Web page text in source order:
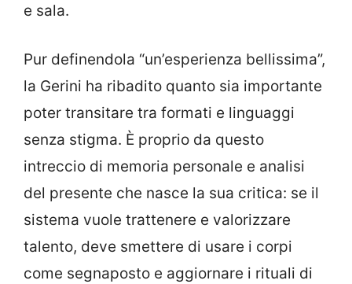
e sala.
Pur definendola “un’esperienza bellissima”,
la Gerini ha ribadito quanto sia importante
poter transitare tra formati e linguaggi
senza stigma. È proprio da questo
intreccio di memoria personale e analisi
del presente che nasce la sua critica: se il
sistema vuole trattenere e valorizzare
talento, deve smettere di usare i corpi
come segnaposto e aggiornare i rituali di